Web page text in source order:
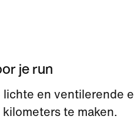
je run
en ventilerende
te maken.